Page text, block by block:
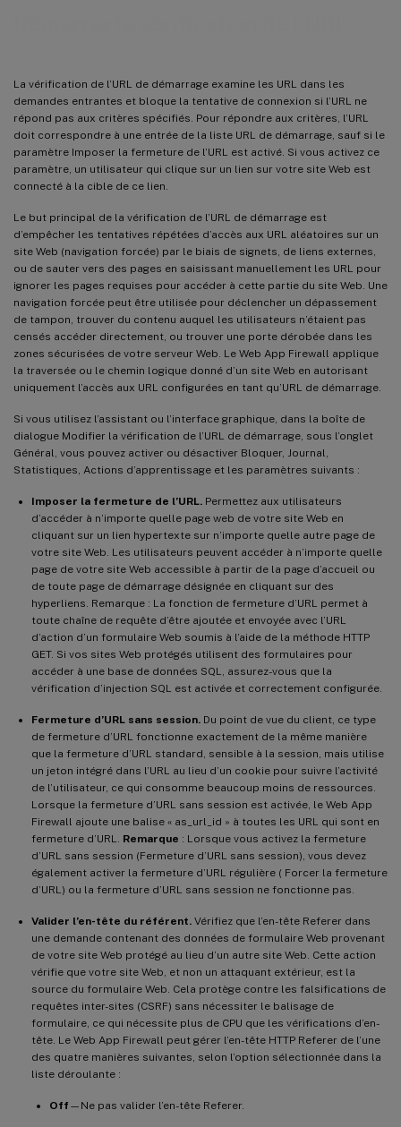
La vérification de l’URL de démarrage examine les URL dans les
demandes entrantes et bloque la tentative de connexion si l’URL ne
répond pas aux critères spécifiés. Pour répondre aux critères, l’URL
doit correspondre à une entrée de la liste URL de démarrage, sauf si le
paramètre Imposer la fermeture de l’URL est activé. Si vous activez ce
paramètre, un utilisateur qui clique sur un lien sur votre site Web est
connecté à la cible de ce lien.
Le but principal de la vérification de l’URL de démarrage est
d’empêcher les tentatives répétées d’accès aux URL aléatoires sur un
site Web (navigation forcée) par le biais de signets, de liens externes,
ou de sauter vers des pages en saisissant manuellement les URL pour
ignorer les pages requises pour accéder à cette partie du site Web. Une
navigation forcée peut être utilisée pour déclencher un dépassement
de tampon, trouver du contenu auquel les utilisateurs n’étaient pas
censés accéder directement, ou trouver une porte dérobée dans les
zones sécurisées de votre serveur Web. Le Web App Firewall applique
la traversée ou le chemin logique donné d’un site Web en autorisant
uniquement l’accès aux URL configurées en tant qu’URL de démarrage.
Si vous utilisez l’assistant ou l’interface graphique, dans la boîte de
dialogue Modifier la vérification de l’URL de démarrage, sous l’onglet
Général, vous pouvez activer ou désactiver Bloquer, Journal,
Statistiques, Actions d’apprentissage et les paramètres suivants :
Imposer la fermeture de l’URL. Permettez aux utilisateurs
d’accéder à n’importe quelle page web de votre site Web en
cliquant sur un lien hypertexte sur n’importe quelle autre page de
votre site Web. Les utilisateurs peuvent accéder à n’importe quelle
page de votre site Web accessible à partir de la page d’accueil ou
de toute page de démarrage désignée en cliquant sur des
hyperliens. Remarque : La fonction de fermeture d’URL permet à
toute chaîne de requête d’être ajoutée et envoyée avec l’URL
d’action d’un formulaire Web soumis à l’aide de la méthode HTTP
GET. Si vos sites Web protégés utilisent des formulaires pour
accéder à une base de données SQL, assurez-vous que la
vérification d’injection SQL est activée et correctement configurée.
Fermeture d’URL sans session. Du point de vue du client, ce type
de fermeture d’URL fonctionne exactement de la même manière
que la fermeture d’URL standard, sensible à la session, mais utilise
un jeton intégré dans l’URL au lieu d’un cookie pour suivre l’activité
de l’utilisateur, ce qui consomme beaucoup moins de ressources.
Lorsque la fermeture d’URL sans session est activée, le Web App
Firewall ajoute une balise « as_url_id » à toutes les URL qui sont en
fermeture d’URL. Remarque : Lorsque vous activez la fermeture
d’URL sans session (Fermeture d’URL sans session), vous devez
également activer la fermeture d’URL régulière ( Forcer la fermeture
d’URL) ou la fermeture d’URL sans session ne fonctionne pas.
Valider l’en-tête du référent. Vérifiez que l’en-tête Referer dans
une demande contenant des données de formulaire Web provenant
de votre site Web protégé au lieu d’un autre site Web. Cette action
vérifie que votre site Web, et non un attaquant extérieur, est la
source du formulaire Web. Cela protège contre les falsifications de
requêtes inter-sites (CSRF) sans nécessiter le balisage de
formulaire, ce qui nécessite plus de CPU que les vérifications d’en-
tête. Le Web App Firewall peut gérer l’en-tête HTTP Referer de l’une
des quatre manières suivantes, selon l’option sélectionnée dans la
liste déroulante :
Off —Ne pas valider l’en-tête Referer.